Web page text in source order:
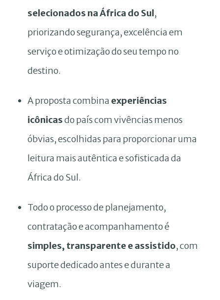
selecionados na África do Sul,
priorizando segurança, excelência em
serviço e otimização do seu tempo no
destino.
A proposta combina experiências
icônicasdo país com vivências menos
óbvias, escolhidas para proporcionar uma
leitura mais autêntica e sofisticada da
África do Sul.
Todo o processo de planejamento,
contratação e acompanhamento é
simples, transparente e assistido, com
suporte dedicado antes e durante a
viagem.